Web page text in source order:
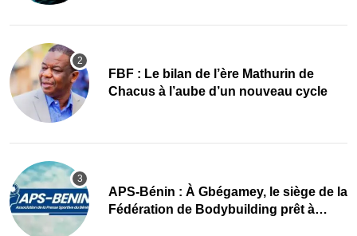
FBF : Le bilan de l’ère Mathurin de
Chacus à l’aube d’un nouveau cycle
APS-Bénin : À Gbégamey, le siège de la
Fédération de Bodybuilding prêt à